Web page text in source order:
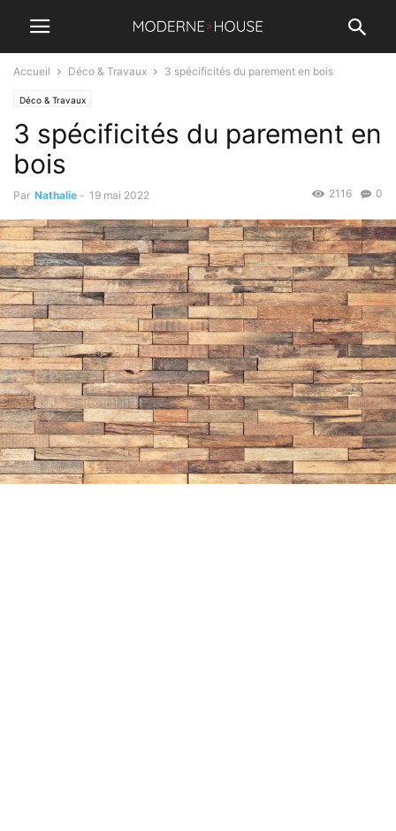
Accueil Déco & Travaux 3 spécificités du parement en bois
Déco & Travaux
3 spécificités du parement en
bois
Par Nathalie - 19 mai 2022 0
2116